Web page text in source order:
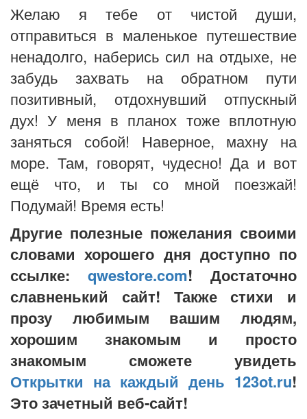
Желаю я тебе от чистой души,
отправиться в маленькое путешествие
ненадолго, наберись сил на отдыхе, не
забудь захвать на обратном пути
позитивный, отдохнувший отпускный
дух! У меня в планох тоже вплотную
заняться собой! Наверное, махну на
море. Там, говорят, чудесно! Да и вот
ещё что, и ты со мной поезжай!
Подумай! Время есть!
Другие полезные пожелания своими
словами хорошего дня доступно по
ссылке: qwestore.com! Достаточно
славненький сайт! Также стихи и
прозу любимым вашим людям,
хорошим знакомым и просто
знакомым сможете увидеть
Открытки на каждый день 123ot.ru!
Это зачетный веб-сайт!